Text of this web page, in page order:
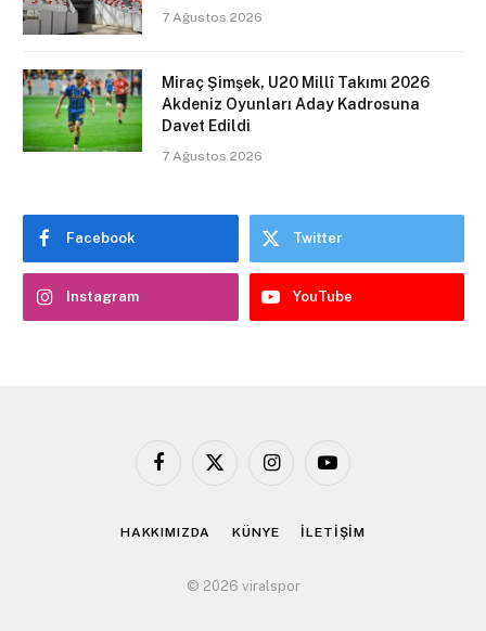
7 Ağustos 2026
Miraç Şimşek, U20 Millî Takımı 2026
Akdeniz Oyunları Aday Kadrosuna
Davet Edildi
7 Ağustos 2026
Facebook Twitter
Instagram YouTube
Facebook
X
InstagramYouTube
HAKKIMIZDA KÜNYE İLETİŞİM
© 2026 viralspor